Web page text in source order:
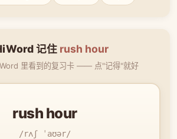
记住 rush hour
里看到的复习卡 —— 点"记得"就好
rush hour
/rʌʃ ˈaʊər/